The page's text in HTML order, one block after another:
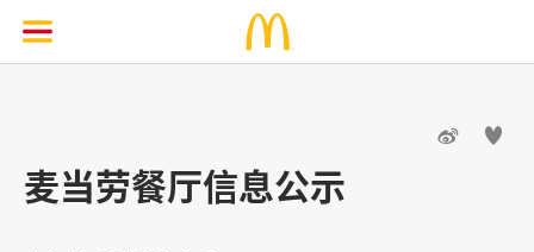
 
麦当劳餐厅信息公示